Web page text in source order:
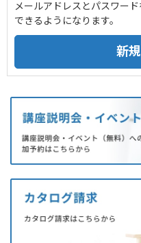
メールアドレスとパスワー
できるようになります。